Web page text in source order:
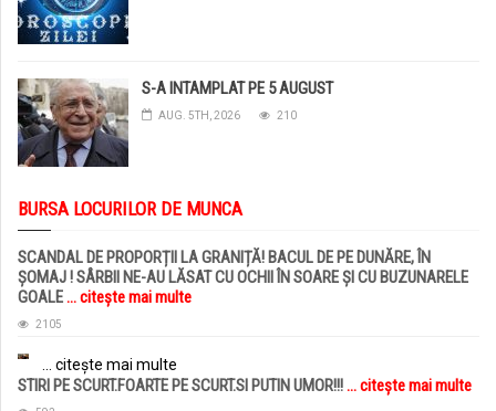
S-A INTAMPLAT PE 5 AUGUST
AUG. 5TH, 2026 210
BURSA LOCURILOR DE MUNCA
SCANDAL DE PROPORȚII LA GRANIȚĂ! BACUL DE PE DUNĂRE, ÎN
ȘOMAJ ! SÂRBII NE-AU LĂSAT CU OCHII ÎN SOARE ȘI CU BUZUNARELE
GOALE... citește mai multe
2105
... citește mai multe
STIRI PE SCURT.FOARTE PE SCURT.SI PUTIN UMOR!!!... citește mai multe